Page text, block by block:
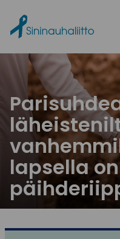
lapsella on